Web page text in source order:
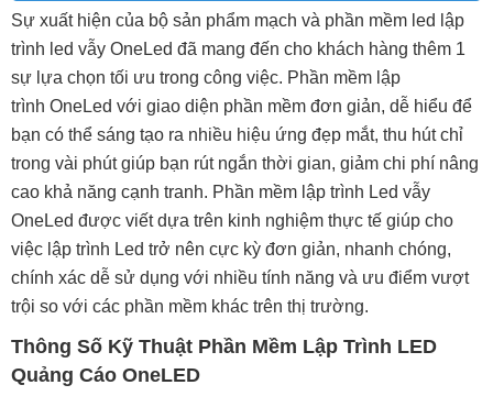
Thông Số Kỹ Thuật Phần Mềm Lập Trình LED
Quảng Cáo OneLED
Những Ưu Điểm Nổi Bật Của Phần Mềm Lập Trình
Led Vẫy OneLed:
Lý Do Nên Sử Dụng Phần Mềm Lập Trình Led Vẫy
OneLed:
Sự xuất hiện của bộ sản phẩm mạch và phần mềm led lập
trình led vẫy OneLed đã mang đến cho khách hàng thêm 1
sự lựa chọn tối ưu trong công việc. Phần mềm lập
trình OneLed với giao diện phần mềm đơn giản, dễ hiểu để
bạn có thể sáng tạo ra nhiều hiệu ứng đẹp mắt, thu hút chỉ
trong vài phút giúp bạn rút ngắn thời gian, giảm chi phí nâng
cao khả năng cạnh tranh. Phần mềm lập trình Led vẫy
OneLed được viết dựa trên kinh nghiệm thực tế giúp cho
việc lập trình Led trở nên cực kỳ đơn giản, nhanh chóng,
chính xác dễ sử dụng với nhiều tính năng và ưu điểm vượt
trội so với các phần mềm khác trên thị trường.
Thông Số Kỹ Thuật Phần Mềm Lập Trình LED
Quảng Cáo OneLED